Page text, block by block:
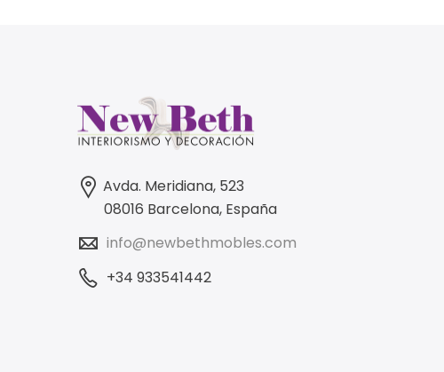
Avda. Meridiana, 523
08016 Barcelona, España
info@newbethmobles.com
+34 933541442